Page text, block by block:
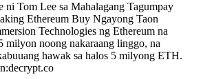
Tom Lee sa Mahalagang Tagumpay
Ethereum Buy Ngayong Taon
Technologies ng Ethereum na
milyon noong nakaraang linggo, na
hawak sa halos 5 milyong ETH.
:decrypt.co